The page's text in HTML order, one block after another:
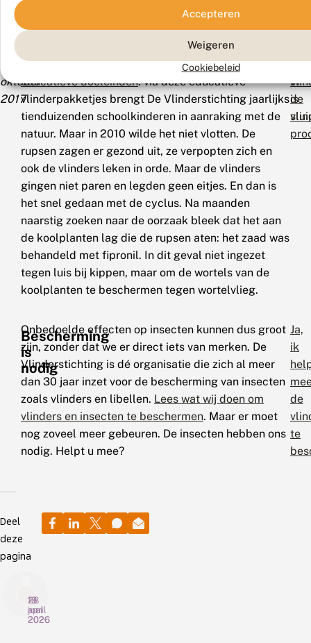
Accepteren
Weigeren
Cookiebeleid
Bron:
Vlinderstichting,
oktober
2017
Dat de effecten van menselijk handelen niet altijd
direct zichtbaar zijn, heeft De Vlinderstichting aan
den lijve ondervonden. Al sinds 1990 heeft De
Vlinderstichting namelijk eenvlinderkweek voor
educatieve doeleinden: via deze educatieve
vlinderpakketjes brengt De Vlinderstichting jaarlijks
tienduizenden schoolkinderen in aanraking met de
natuur. Maar in 2010 wilde het niet vlotten. De
rupsen zagen er gezond uit, ze verpopten zich en
ook de vlinders leken in orde. Maar de vlinders
gingen niet paren en legden geen eitjes. En dan is
het snel gedaan met de cyclus. Na maanden
naarstig zoeken naar de oorzaak bleek dat het aan
de koolplanten lag die de rupsen aten: het zaad was
behandeld met fipronil. In dit geval niet ingezet
tegen luis bij kippen, maar om de wortels van de
koolplanten te beschermen tegen wortelvlieg.
het
in
de
het
is
Bescherming
is
nodig
Onbedoelde effecten op insecten kunnen dus groot
zijn, zonder dat we er direct iets van merken. De
Vlinderstichting is dé organisatie die zich al meer
dan 30 jaar inzet voor de bescherming van insecten
zoals vlinders en libellen. Lees wat wij doen om
vlinders en insecten te beschermen. Maar er moet
nog zoveel meer gebeuren. De insecten hebben ons
nodig. Helpt u mee?
Ja,
ik
de
te
Deel
deze
pagina
18
juni
2026
28
mei
2026
13
april
2026